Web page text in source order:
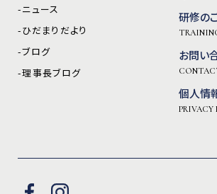
-ニュース
-ひだまりだより
-ブログ
-理事長ブログ
研修の
お問い
個人情
PRIVACY